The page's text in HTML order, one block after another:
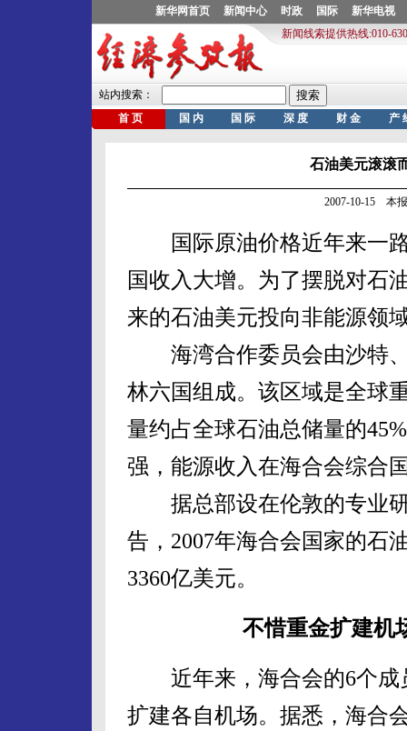
石油美元滚滚
2007-10-15 本
国际原油价格近年来一路
国收入大增。为了摆脱对石
来的石油美元投向非能源领
海湾合作委员会由沙特、
林六国组成。该区域是全球
量约占全球石油总储量的
强，能源收入在海合会综合
据总部设在伦敦的专业研
告，2007年海合会国家的石
3360亿美元。
不惜重金扩建机
近年来，海合会的6个成
扩建各自机场。据悉，海合